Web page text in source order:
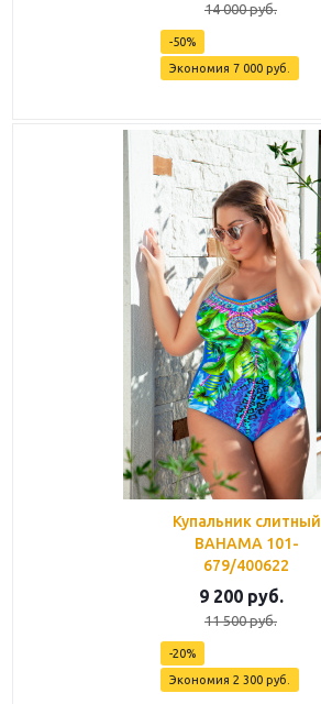
14 000руб.
-50%
Экономия 7 000руб.
Купальник слитный
BAHAMA 101-
679/400622
9 200руб.
11 500руб.
-20%
Экономия 2 300руб.